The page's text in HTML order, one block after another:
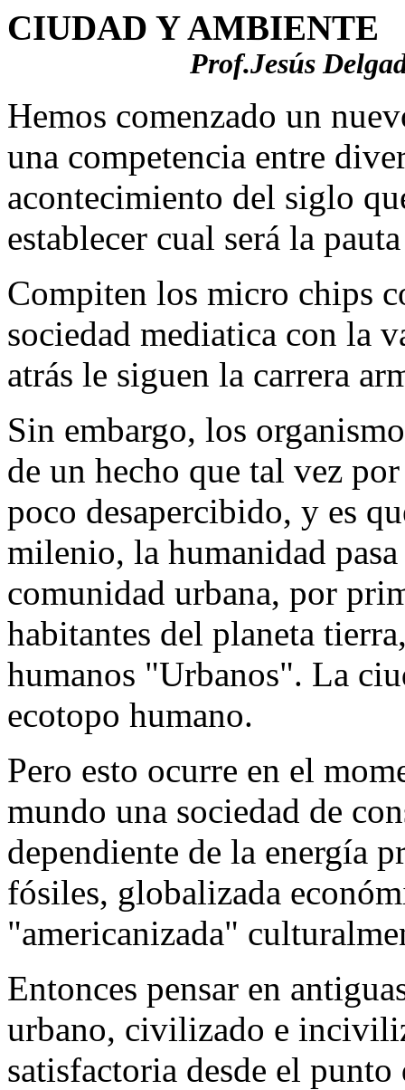
CIUDAD Y AMBIENTE
Prof.Jesús
Hemos comenzado un
una competencia entre
acontecimiento del siglo
establecer cual será la
Compiten los micro chips
sociedad mediatica con la
atrás le siguen la carrera
Sin embargo, los
de un hecho que tal vez
poco desapercibido, y es
milenio, la humanidad
comunidad urbana, por
habitantes del planeta
humanos "Urbanos". La
ecotopo humano.
Pero esto ocurre en el
mundo una sociedad de
dependiente de la energía
fósiles, globalizada
"americanizada"
Entonces pensar en
urbano, civilizado e
satisfactoria desde el